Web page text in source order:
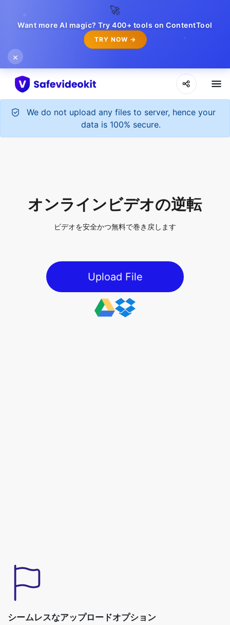
🚀
Want more AI magic? Try 400+ tools on ContentTool
TRY NOW →
×
We do not upload any files to server, hence your
data is 100% secure.
Upload File
シームレスなアップロードオプション
ファイルをデバイスから直接アップロードしたり、ファイルをド
ラッグアンドドロップして迅速にアクセスしたり、Google Drive
やDropboxなどのクラウドストレージオプションからビデオをイ